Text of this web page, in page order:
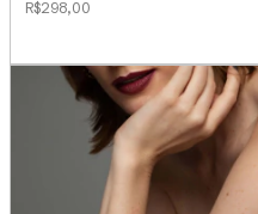
R$298,00